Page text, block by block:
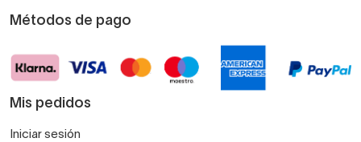
Métodos de pago
Mis pedidos
Iniciar sesión